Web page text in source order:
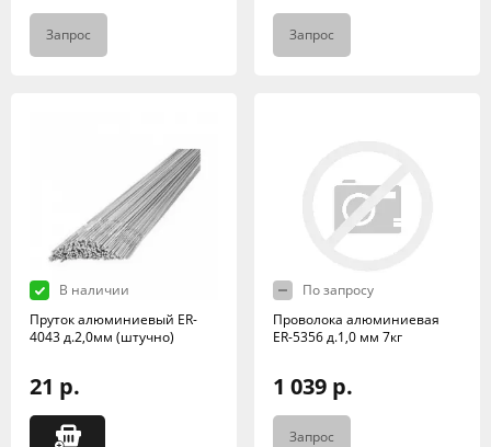
Запрос Запрос
В наличии
Пруток алюминиевый ER-
4043 д.2,0мм (штучно)
21 р.
По запросу
Проволока алюминиевая
ER-5356 д.1,0 мм 7кг
1 039 р.
Запрос